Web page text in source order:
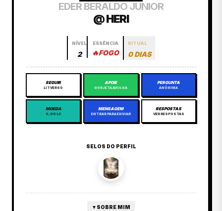
EDER BERALDO JUNIOR
@ HERI
NÍVEL
2
ESSÊNCIA
🔥FOGO
RITUAL
0 DIAS
SEGUIR
LITVERSO
APOIE
GORJETA AVULSA
PERGUNTA
ANÔNIMA
MOEDA
0,00 LC
MENSAGEM
ENTRAR PARA ENVIAR
RESPOSTAS
VER RESPOSTAS
SELOS DO PERFIL
▼ SOBRE MIM